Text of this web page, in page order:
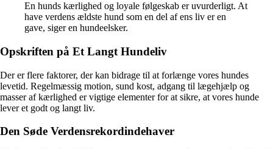
En hunds kærlighed og loyale følgeskab er uvurderligt. At
have verdens ældste hund som en del af ens liv er en
gave, siger en hundeelsker.
Opskriften på Et Langt Hundeliv
Der er flere faktorer, der kan bidrage til at forlænge vores hundes
levetid. Regelmæssig motion, sund kost, adgang til lægehjælp og
masser af kærlighed er vigtige elementer for at sikre, at vores hunde
lever et godt og langt liv.
Den Søde Verdensrekordindehaver